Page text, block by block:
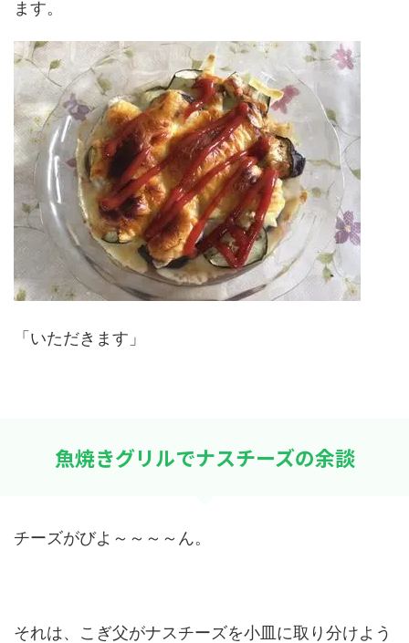
ます。
「いただきます」
魚焼きグリルでナスチーズの余談
チーズがびよ～～～～ん。
それは、こぎ父がナスチーズを小皿に取り分けよう